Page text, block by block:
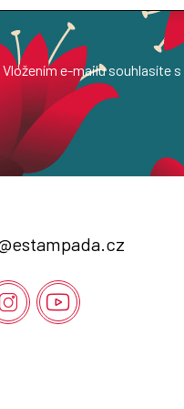
Vložením e-mailu souhlasíte s
estampada.cz